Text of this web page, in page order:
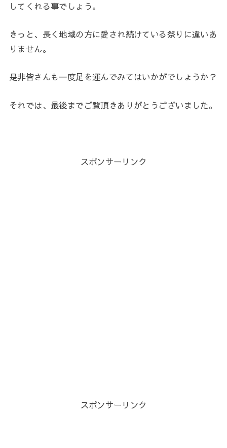
してくれる事でしょう。
きっと、長く地域の方に愛され続けている祭りに違いあ
りません。
是非皆さんも一度足を運んでみてはいかがでしょうか？
それでは、最後までご覧頂きありがとうございました。
スポンサーリンク
スポンサーリンク